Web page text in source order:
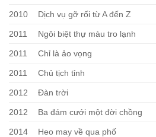
2010 Dịch vụ gỡ rối từ A đến Z
2011 Ngôi biệt thự màu tro lạnh
2011 Chỉ là ảo vọng
2011 Chủ tịch tỉnh
2012 Đàn trời
2012 Ba đám cưới một đời chồng
2014 Heo may về qua phố